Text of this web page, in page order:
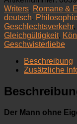
ohne
Eigenschaften.
Band
3
Menge
Writers, Romane &
deutsch,
Geschlechtsverkehr,
Gleichgültigkeit,
Geschwisterliebe
Beschreibung
Zusätzliche
Der Mann ohne